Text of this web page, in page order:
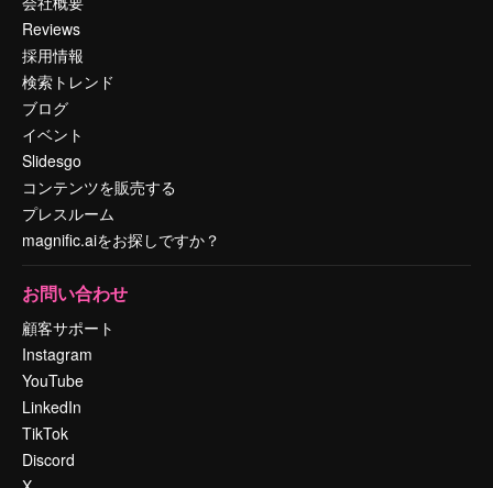
Reviews
採用情報
検索トレンド
ブログ
イベント
Slidesgo
コンテンツを販売する
プレスルーム
magnific.aiをお探しですか？
お問い合わせ
顧客サポート
Instagram
YouTube
LinkedIn
TikTok
Discord